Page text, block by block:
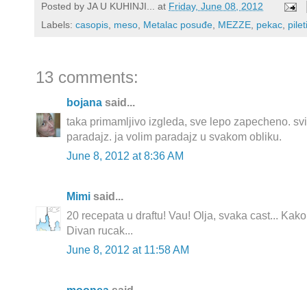
Posted by JA U KUHINJI... at Friday, June 08, 2012
Labels: casopis, meso, Metalac posuđe, MEZZE, pekac,
13 comments:
bojana said...
taka primamljivo izgleda, sve lepo zapecheno.
paradajz. ja volim paradajz u svakom obliku.
June 8, 2012 at 8:36 AM
Mimi said...
20 recepata u draftu! Vau! Olja, svaka cast...
Divan rucak...
June 8, 2012 at 11:58 AM